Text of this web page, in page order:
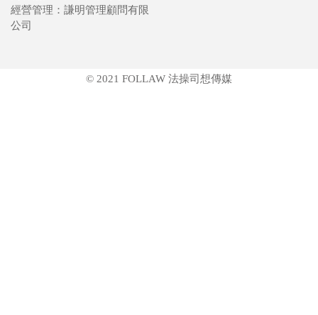
經營管理：謙明管理顧問有限
公司
© 2021 FOLLAW 法操司想傳媒